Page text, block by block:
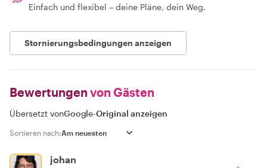
Einfach und flexibel – deine Pläne, dein Weg.
Stornierungsbedingungen anzeigen
Bewertungen von Gästen
Übersetzt vonGoogle-Original anzeigen
Sortieren nach:
johan